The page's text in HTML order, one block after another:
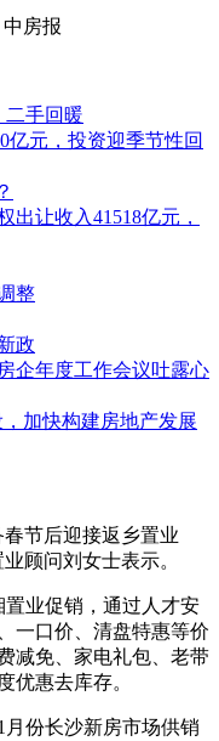
中房报
二手回暖
亿元，投资迎季节性回
出让收入41518亿元，
整
政
企年度工作会议吐露心
加快构建房地产发展
节后迎接返乡置业
顾问刘女士表示。
业促销，通过人才安
一口价、清盘特惠等价
减免、家电礼包、老带
优惠去库存。
份长沙新房市场供销